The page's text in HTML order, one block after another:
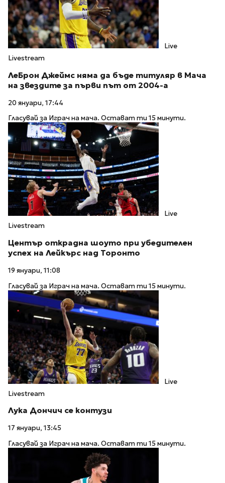
Live
Livestream
ЛеБрон Джеймс няма да бъде титуляр в Мача
на звездите за първи път от 2004-а
20 януари, 17:44
Гласувай за Играч на мача. Остават ти 15 минути.
Live
Livestream
Център открадна шоуто при убедителен
успех на Лейкърс над Торонто
19 януари, 11:08
Гласувай за Играч на мача. Остават ти 15 минути.
Live
Livestream
Лука Дончич се контузи
17 януари, 13:45
Гласувай за Играч на мача. Остават ти 15 минути.